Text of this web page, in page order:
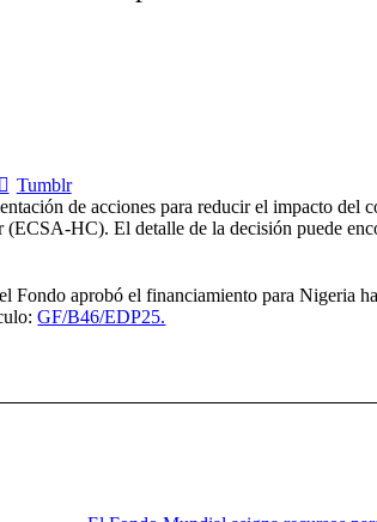
Tumblr
de acciones para reducir el impacto del
HC). El detalle de la decisión puede
aprobó el financiamiento para Nigeria
GF/B46/EDP25.